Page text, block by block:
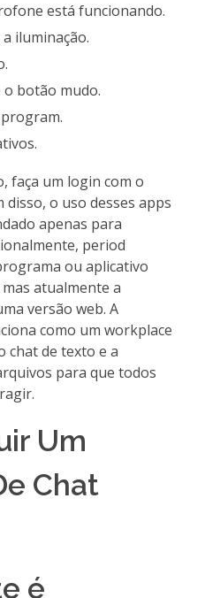
está funcionando.
iluminação.
o botão mudo.
faça um login com o
disso, o uso desses apps
apenas para
period
ou aplicativo
atualmente a
versão web. A
como um workplace
chat de texto e a
para que todos
Um
Chat
é